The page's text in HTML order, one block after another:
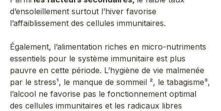
d’ensoleillement surtout l’hiver favorise
l’affaiblissement des cellules immunitaires.
Également, l’alimentation riches en micro-nutriments
essentiels pour le système immunitaire est plus
pauvre en cette période. L’hygiène de vie malmenée
par le stress¹, le manque de sommeil ², le tabagisme³,
l’alcool ne favorise pas le fonctionnement optimal
des cellules immunitaires et les radicaux libres